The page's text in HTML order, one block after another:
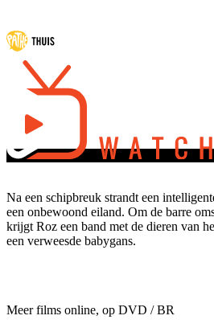
Na een schipbreuk strandt een
een onbewoond eiland. Om de barre
krijgt Roz een band met de dieren van
een verweesde babygans.
Meer films online, op DVD / BR